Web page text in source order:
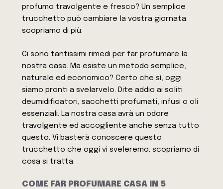
profumo travolgente e fresco? Un semplice
trucchetto può cambiare la vostra giornata:
scopriamo di più.
Ci sono tantissimi rimedi per far profumare la
nostra casa. Ma esiste un metodo semplice,
naturale ed economico? Certo che sì, oggi
siamo pronti a svelarvelo. Dite addio ai soliti
deumidificatori, sacchetti profumati, infusi o oli
essenziali. La nostra casa avrà un odore
travolgente ed accogliente anche senza tutto
questo. Vi basterà conoscere questo
trucchetto che oggi vi sveleremo: scopriamo di
cosa si tratta.
COME FAR PROFUMARE CASA IN 5